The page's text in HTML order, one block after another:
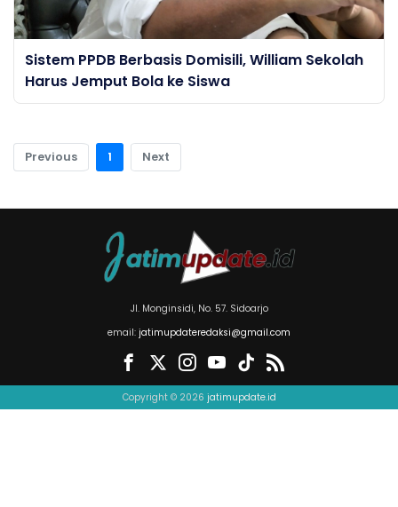
Sistem PPDB Berbasis Domisili, William Sekolah
Harus Jemput Bola ke Siswa
Previous 1 Next
Jl. Monginsidi, No. 57. Sidoarjo
email: jatimupdateredaksi@gmail.com
Copyright © 2026 jatimupdate.id